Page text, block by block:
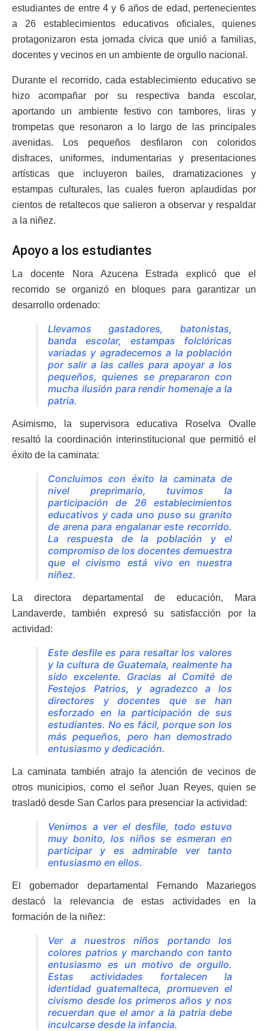
estudiantes de entre 4 y 6 años de edad, pertenecientes
a 26 establecimientos educativos oficiales, quienes
protagonizaron esta jornada cívica que unió a familias,
docentes y vecinos en un ambiente de orgullo nacional.
Durante el recorrido, cada establecimiento educativo se
hizo acompañar por su respectiva banda escolar,
aportando un ambiente festivo con tambores, liras y
trompetas que resonaron a lo largo de las principales
avenidas. Los pequeños desfilaron con coloridos
disfraces, uniformes, indumentarias y presentaciones
artísticas que incluyeron bailes, dramatizaciones y
estampas culturales, las cuales fueron aplaudidas por
cientos de retaltecos que salieron a observar y respaldar
a la niñez.
Apoyo a los estudiantes
La docente Nora Azucena Estrada explicó que el
recorrido se organizó en bloques para garantizar un
desarrollo ordenado:
Llevamos gastadores, batonistas,
banda escolar, estampas folclóricas
variadas y agradecemos a la población
por salir a las calles para apoyar a los
pequeños, quienes se prepararon con
mucha ilusión para rendir homenaje a la
patria.
Asimismo, la supervisora educativa Roselva Ovalle
resaltó la coordinación interinstitucional que permitió el
éxito de la caminata:
Concluimos con éxito la caminata de
nivel preprimario, tuvimos la
participación de 26 establecimientos
educativos y cada uno puso su granito
de arena para engalanar este recorrido.
La respuesta de la población y el
compromiso de los docentes demuestra
que el civismo está vivo en nuestra
niñez.
La directora departamental de educación, Mara
Landaverde, también expresó su satisfacción por la
actividad:
Este desfile es para resaltar los valores
y la cultura de Guatemala, realmente ha
sido excelente. Gracias al Comité de
Festejos Patrios, y agradezco a los
directores y docentes que se han
esforzado en la participación de sus
estudiantes. No es fácil, porque son los
más pequeños, pero han demostrado
entusiasmo y dedicación.
La caminata también atrajo la atención de vecinos de
otros municipios, como el señor Juan Reyes, quien se
trasladó desde San Carlos para presenciar la actividad:
Venimos a ver el desfile, todo estuvo
muy bonito, los niños se esmeran en
participar y es admirable ver tanto
entusiasmo en ellos.
El gobernador departamental Fernando Mazariegos
destacó la relevancia de estas actividades en la
formación de la niñez:
Ver a nuestros niños portando los
colores patrios y marchando con tanto
entusiasmo es un motivo de orgullo.
Estas actividades fortalecen la
identidad guatemalteca, promueven el
civismo desde los primeros años y nos
recuerdan que el amor a la patria debe
inculcarse desde la infancia.